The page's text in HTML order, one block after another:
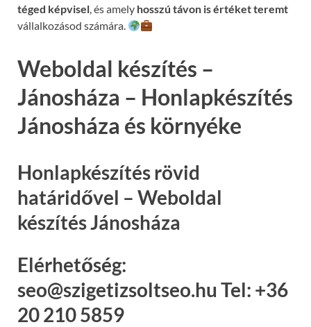
téged képvisel, és amely hosszú távon is értéket teremt
vállalkozásod számára.
Weboldal készítés –
Jánosháza – Honlapkészítés
Jánosháza és környéke
Honlapkészítés rövid
határidővel – Weboldal
készítés Jánosháza
Elérhetőség:
seo@szigetizsoltseo.hu Tel: +36
20 210 5859